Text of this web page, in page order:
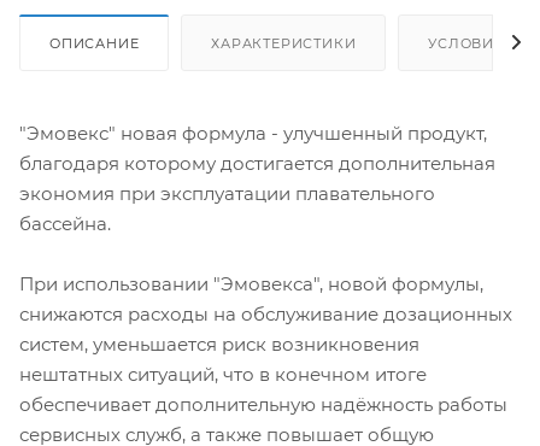
ОПИСАНИЕ ХАРАКТЕРИСТИКИ УСЛОВИЯ
"Эмовекс" новая формула - улучшенный продукт,
благодаря которому достигается дополнительная
экономия при эксплуатации плавательного
бассейна.
При использовании "Эмовекса", новой формулы,
снижаются расходы на обслуживание дозационных
систем, уменьшается риск возникновения
нештатных ситуаций, что в конечном итоге
обеспечивает дополнительную надёжность работы
сервисных служб, а также повышает общую